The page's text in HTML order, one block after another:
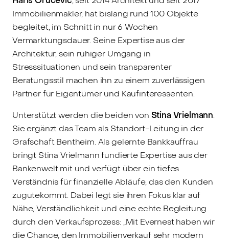
Immobilienmakler, hat bislang rund 100 Objekte
begleitet, im Schnitt in nur 6 Wochen
Vermarktungsdauer. Seine Expertise aus der
Architektur, sein ruhiger Umgang in
Stresssituationen und sein transparenter
Beratungsstil machen ihn zu einem zuverlässigen
Partner für Eigentümer und Kaufinteressenten.
Unterstützt werden die beiden von Stina Vrielmann.
Sie ergänzt das Team als Standort-Leitung in der
Grafschaft Bentheim. Als gelernte Bankkauffrau
bringt Stina Vrielmann fundierte Expertise aus der
Bankenwelt mit und verfügt über ein tiefes
Verständnis für finanzielle Abläufe, das den Kunden
zugutekommt. Dabei legt sie ihren Fokus klar auf
Nähe, Verständlichkeit und eine echte Begleitung
durch den Verkaufsprozess: „Mit Evernest haben wir
die Chance, den Immobilienverkauf sehr modern